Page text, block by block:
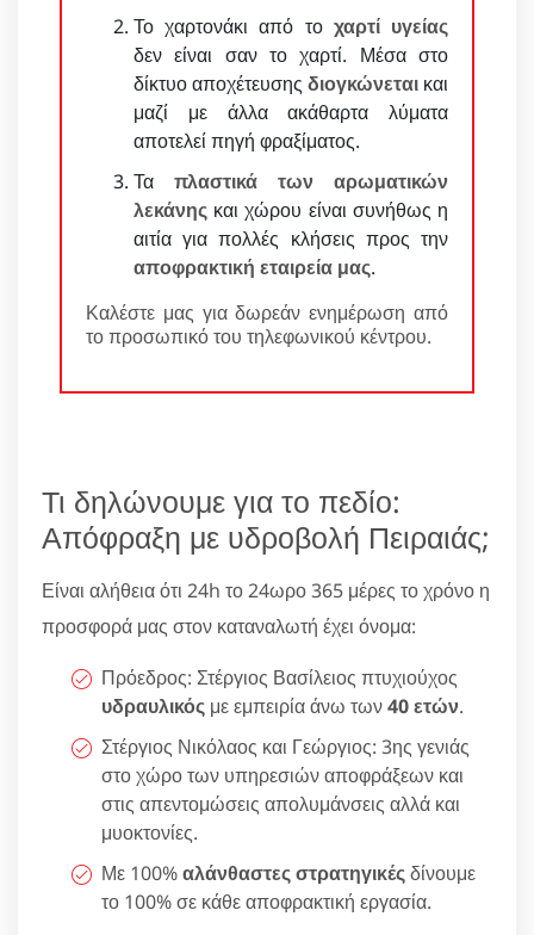
Το χαρτονάκι από το χαρτί υγείας
δεν είναι σαν το χαρτί. Μέσα στο
δίκτυο αποχέτευσης διογκώνεται και
μαζί με άλλα ακάθαρτα λύματα
αποτελεί πηγή φραξίματος.
Τα πλαστικά των αρωματικών
λεκάνης και χώρου είναι συνήθως η
αιτία για πολλές κλήσεις προς την
αποφρακτική εταιρεία μας.
Καλέστε μας για δωρεάν ενημέρωση από
το προσωπικό του τηλεφωνικού κέντρου.
Τι δηλώνουμε για το πεδίο:
Απόφραξη με υδροβολή Πειραιάς;
Είναι αλήθεια ότι 24h το 24ωρο 365 μέρες το χρόνο η
προσφορά μας στον καταναλωτή έχει όνομα:
Πρόεδρος: Στέργιος Βασίλειος πτυχιούχος
υδραυλικός με εμπειρία άνω των40 ετών.
Στέργιος Νικόλαος και Γεώργιος: 3ης γενιάς
στο χώρο των υπηρεσιών αποφράξεων και
στις απεντομώσεις απολυμάνσεις αλλά και
μυοκτονίες.
Με 100%αλάνθαστες στρατηγικέςδίνουμε
το 100% σε κάθε αποφρακτική εργασία.